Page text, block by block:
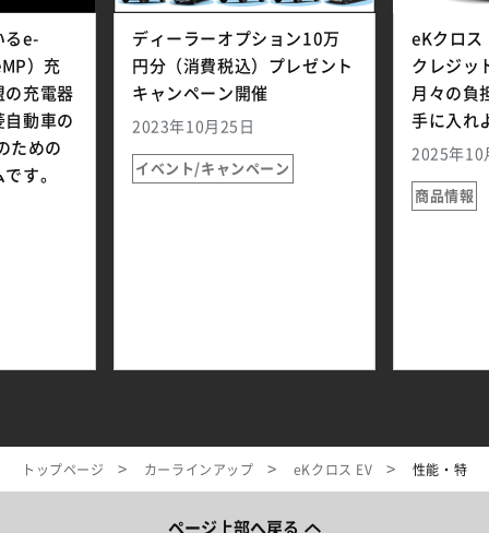
るe-
）充
の充電器
自動車の
ための
す。
ディーラーオプション10万
円分（消費税込）プレゼント
キャンペーン開催
2023年10月25日
イベント/キャンペーン
eKクロス
クレジッ
月々の負
手に入れ
2025年10
商品情報
トップページ カーラインアップ eKクロス EV 性能・特長
ページ上部へ戻る